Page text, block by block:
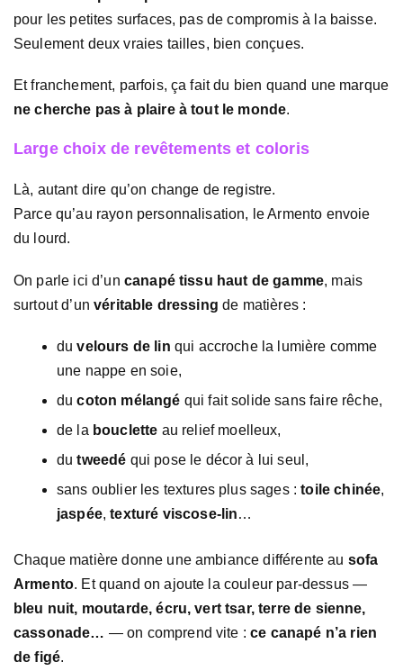
pour les petites surfaces, pas de compromis à la baisse.
Seulement deux vraies tailles, bien conçues.
Et franchement, parfois, ça fait du bien quand une marque
ne cherche pas à plaire à tout le monde.
Large choix de revêtements et coloris
Là, autant dire qu’on change de registre.
Parce qu’au rayon personnalisation, le Armento envoie
du lourd.
On parle ici d’un canapé tissu haut de gamme, mais
surtout d’unvéritable dressing de matières :
duvelours de lin qui accroche la lumière comme
une nappe en soie,
ducoton mélangé qui fait solide sans faire rêche,
de la bouclette au relief moelleux,
dutweedé qui pose le décor à lui seul,
sans oublier les textures plus sages :toile chinée,
jaspée,texturé viscose-lin…
Chaque matière donne une ambiance différente au sofa
Armento. Et quand on ajoute la couleur par-dessus —
bleu nuit, moutarde, écru, vert tsar, terre de sienne,
cassonade… — on comprend vite :ce canapé n’a rien
de figé.